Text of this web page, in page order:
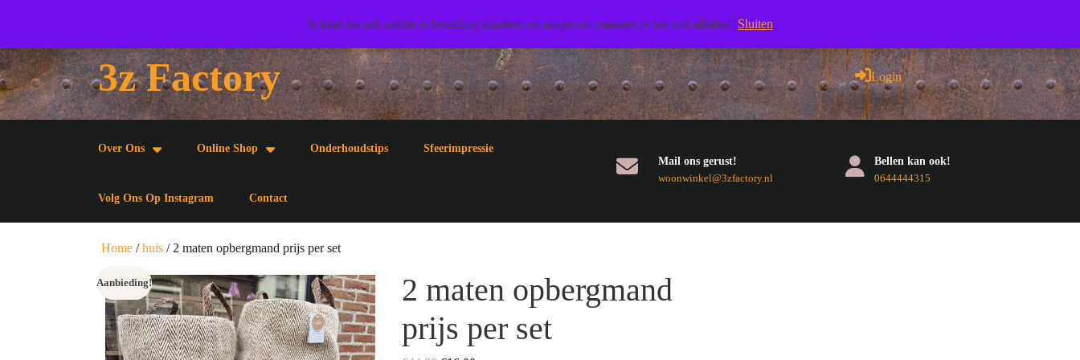
artikel
3z Factory LoginLogin
Over Ons Online Shop Onderhoudstips Sfeerimpressie
Volg Ons Op Instagram Contact
Mail ons gerust!
woonwinkel@3zfactory.nlE-
Bellen kan ook!
0644444315Telefoonnummer
Home /huis / 2 maten opbergmand prijs per set
Aanbieding!
2 maten opbergmand
prijs per set
Je kunt nu ook online je bestelling plaatsen en aangeven wanneer je het wilt afhalen! Sluiten